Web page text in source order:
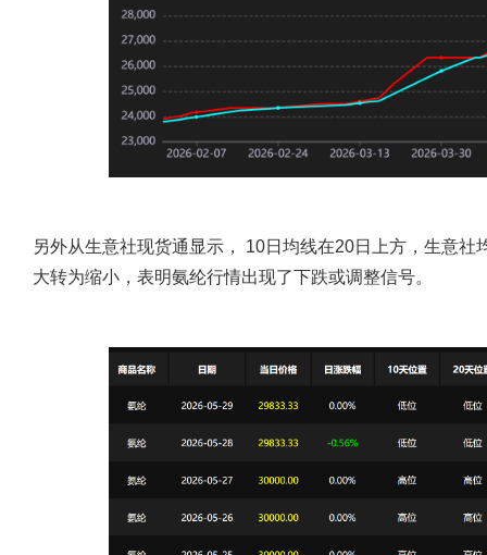
另外从生意社现货通显示， 10日均线在20日上方，生意
大转为缩小，表明氨纶行情出现了下跌或调整信号。